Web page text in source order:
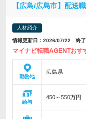
【広島/広島市】配送
人材紹介
情報更新日：2026/07/22 終
マイナビ転職AGENTおす
勤務地
広島県
給与
450～550万円